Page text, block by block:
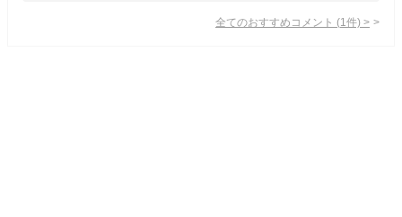
全てのおすすめコメント (1 件) >